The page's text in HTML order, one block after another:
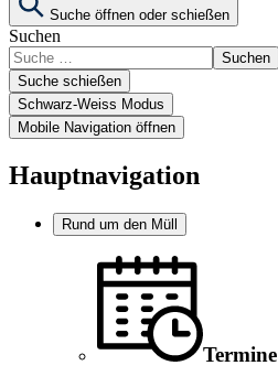
Suche öffnen oder schießen
Suchen
Suchen
Suche schießen
Schwarz-Weiss Modus
Mobile Navigation öffnen
Hauptnavigation
Rund um den Müll
Termine